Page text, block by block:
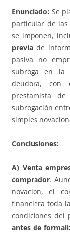
Enunciado: Se
particular de las
se imponen,
previa de
pasiva no
subroga en la
deudora, con
prestamista
subrogación
simples
Conclusiones:
A) Venta
comprador.
novación, el
financiera toda la
condiciones del
antes de